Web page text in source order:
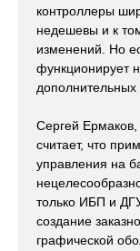
контроллеры
недешевы и к
изменений. Но
функционирует
дополнительных
Сергей Ермаков,
считает, что
управления на
только ИБП и
создание
графической